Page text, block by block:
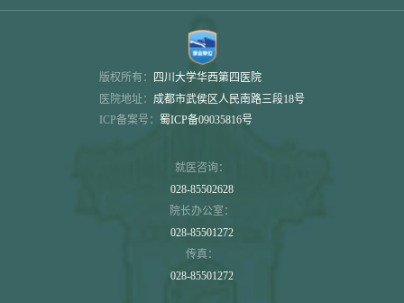
版权所有：
四川大学华西第四医院
医院地址： 成都市武侯区人民南路三段18号
ICP备案号： 蜀ICP备09035816号
就医咨询：
028-85502628
院长办公室：
028-85501272
传真：
028-85501272